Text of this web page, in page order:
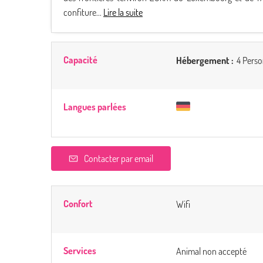
confiture... Lire la suite
Capacité Hébergement : 4
Langues parlées
Contacter par email
Confort Wifi
Services Animal non accepté